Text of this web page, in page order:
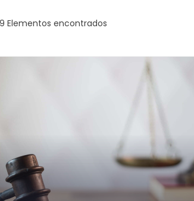
Elementos encontrados